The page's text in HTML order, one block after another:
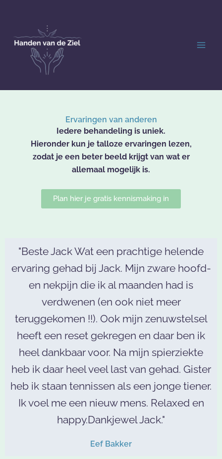
inhoud
Ervaringen van anderen
Iedere behandeling is uniek.
Hieronder kun je talloze ervaringen lezen,
zodat je een beter beeld krijgt van wat er
allemaal mogelijk is.
Plan hier je gratis kennismaking in
"Beste Jack Wat een prachtige helende
ervaring gehad bij Jack. Mijn zware hoofd-
en nekpijn die ik al maanden had is
verdwenen (en ook niet meer
teruggekomen !!). Ook mijn zenuwstelsel
heeft een reset gekregen en daar ben ik
heel dankbaar voor. Na mijn spierziekte
heb ik daar heel veel last van gehad. Gister
heb ik staan tennissen als een jonge tiener.
Ik voel me een nieuw mens. Relaxed en
happy.Dankjewel Jack."
Eef Bakker